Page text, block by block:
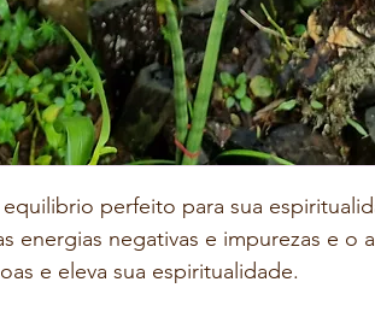
equilibrio perfeito para sua
energias negativas e impurezas e o
e eleva sua espiritualidade.